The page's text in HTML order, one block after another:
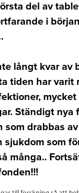
del av
i
långt kvar av
tiden har varit
Ständigt nya
som drabbas
sjukdom som
många..